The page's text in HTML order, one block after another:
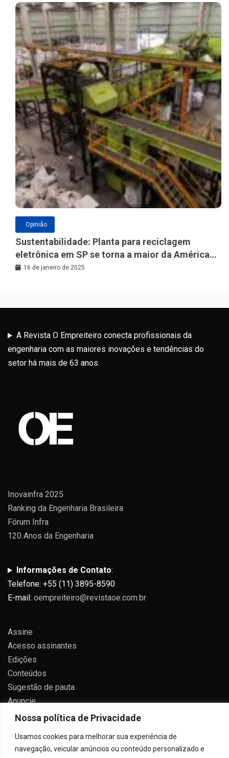
Nossa política de Privacidade
Usamos cookies para melhorar sua experiência de
navegação, veicular anúncios ou conteúdo personalizado e
Opinião
Sustentabilidade: Planta para reciclagem
eletrônica em SP se torna a maior da América
Latina
16 de janeiro de 2025
A Revista O Empreiteiro conecta profissionais da
engenharia com as maiores inovações e tendências do
setor há mais de 63 anos.
Inovainfra 2025
Ranking da Engenharia Brasileira
Fórum Infra
120 Anos da Engenharia
Informações de Contato:
Telefone: +55 (11) 3895-8590
E-mail: oempreiteiro@revistaoe.com.br
Assine
Acesso assinantes
Edições
Conteúdos
Sugestão de pauta
Anuncie
Contato